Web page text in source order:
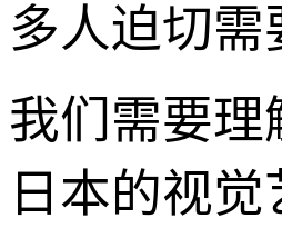
多人迫切
我们需要
日本的视